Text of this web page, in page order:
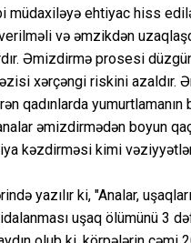
müdaxiləyə ehtiyac hiss
və əmzikdən
Əmizdirmə prosesi
xərçəngi riskini azaldır.
qadınlarda yumurtlamanın
əmizdirmədən boyun
kəzdirməsi kimi
yazılır ki, "Analar,
uşaq ölümünü 3